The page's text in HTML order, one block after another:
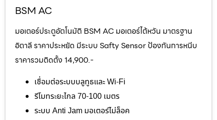
BSM AC
มอเตอร์ประตูอัตโนมัติ BSM AC มอเตอร์ไต้หวัน มาตรฐาน
อิตาลี ราคาประหยัด มีระบบ Safty Sensor ป้องกันการหนีบ
ราคารวมติดตั้ง 14,900.-
เชื่อมต่อระบบบลูทูธและ Wi-Fi
รีโมทระยะไกล 70-100 เมตร
ระบบ Anti Jam มอเตอร์ไม่ล็อค